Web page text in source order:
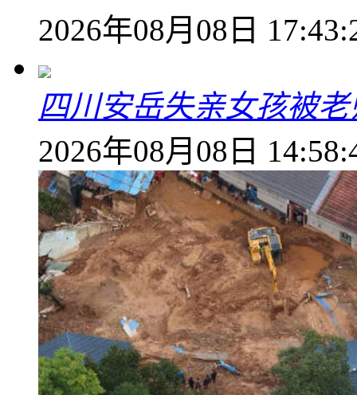
2026年08月08日
四川安岳失亲女孩被
2026年08月08日